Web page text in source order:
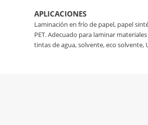
APLICACIONES
Laminación en frío de papel, papel
PET. Adecuado para laminar
tintas de agua, solvente, eco solvente,